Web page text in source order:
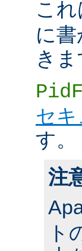
こ
に
きま
セキ
す。
注
ト